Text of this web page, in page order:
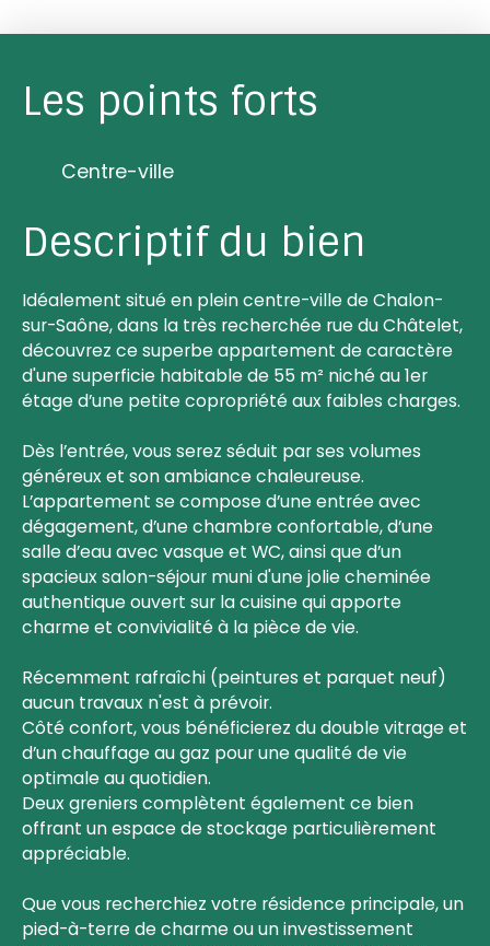
Les points forts
Centre-ville
Descriptif du bien
Idéalement situé en plein centre-ville de Chalon-
sur-Saône, dans la très recherchée rue du Châtelet,
découvrez ce superbe appartement de caractère
d'une superficie habitable de 55 m² niché au 1er
étage d’une petite copropriété aux faibles charges.
Dès l’entrée, vous serez séduit par ses volumes
généreux et son ambiance chaleureuse.
L’appartement se compose d’une entrée avec
dégagement, d’une chambre confortable, d’une
salle d’eau avec vasque et WC, ainsi que d’un
spacieux salon-séjour muni d'une jolie cheminée
authentique ouvert sur la cuisine qui apporte
charme et convivialité à la pièce de vie.
Récemment rafraîchi (peintures et parquet neuf)
aucun travaux n'est à prévoir.
Côté confort, vous bénéficierez du double vitrage et
d’un chauffage au gaz pour une qualité de vie
optimale au quotidien.
Deux greniers complètent également ce bien
offrant un espace de stockage particulièrement
appréciable.
Que vous recherchiez votre résidence principale, un
pied-à-terre de charme ou un investissement